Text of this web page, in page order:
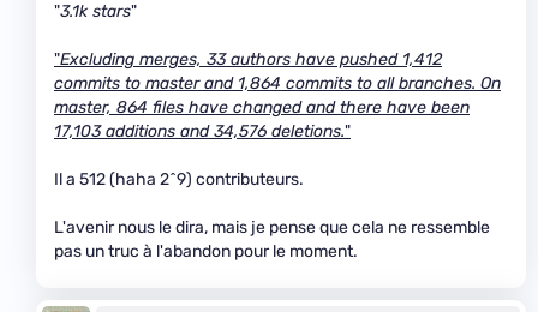
"3.1k stars"
"Excluding merges, 33 authors have pushed 1,412
commits to master and 1,864 commits to all branches. On
master, 864 files have changed and there have been
17,103 additions and 34,576 deletions."
Il a 512 (haha 2^9) contributeurs.
L'avenir nous le dira, mais je pense que cela ne ressemble
pas un truc à l'abandon pour le moment.